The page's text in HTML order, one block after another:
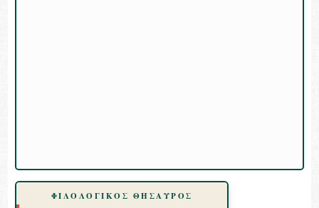
ΦΙΛΟΛΟΓΙΚΟΣ ΘΗΣΑΥΡΟΣ